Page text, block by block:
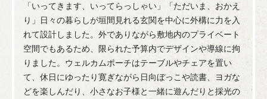
「いってきます、いってらっしゃい」「ただいま、おかえ
り」日々の暮らしが垣間見れる玄関を中心に外構に力を入
れて設計しました。外でありながら敷地内のプライベート
空間でもあるため、限られた予算内でデザインや導線に拘
りました。ウェルカムポーチはテーブルやチェアを置い
て、休日にゆったり寛ぎながら日向ぼっこや読書、ヨガな
どを楽しんだり、小さなお子様と一緒に遊んだりと採光の